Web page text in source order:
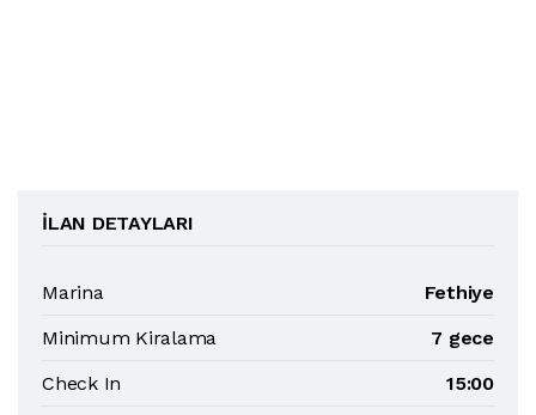
İLAN DETAYLARI
Marina
Fethiye
Minimum Kiralama
7 gece
Check In
15:00